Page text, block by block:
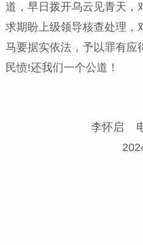
道，早日拨开乌云见青天，
求期盼上级领导核查处理，
马要据实依法，予以罪有应
民愤!还我们一个公道！
李怀启